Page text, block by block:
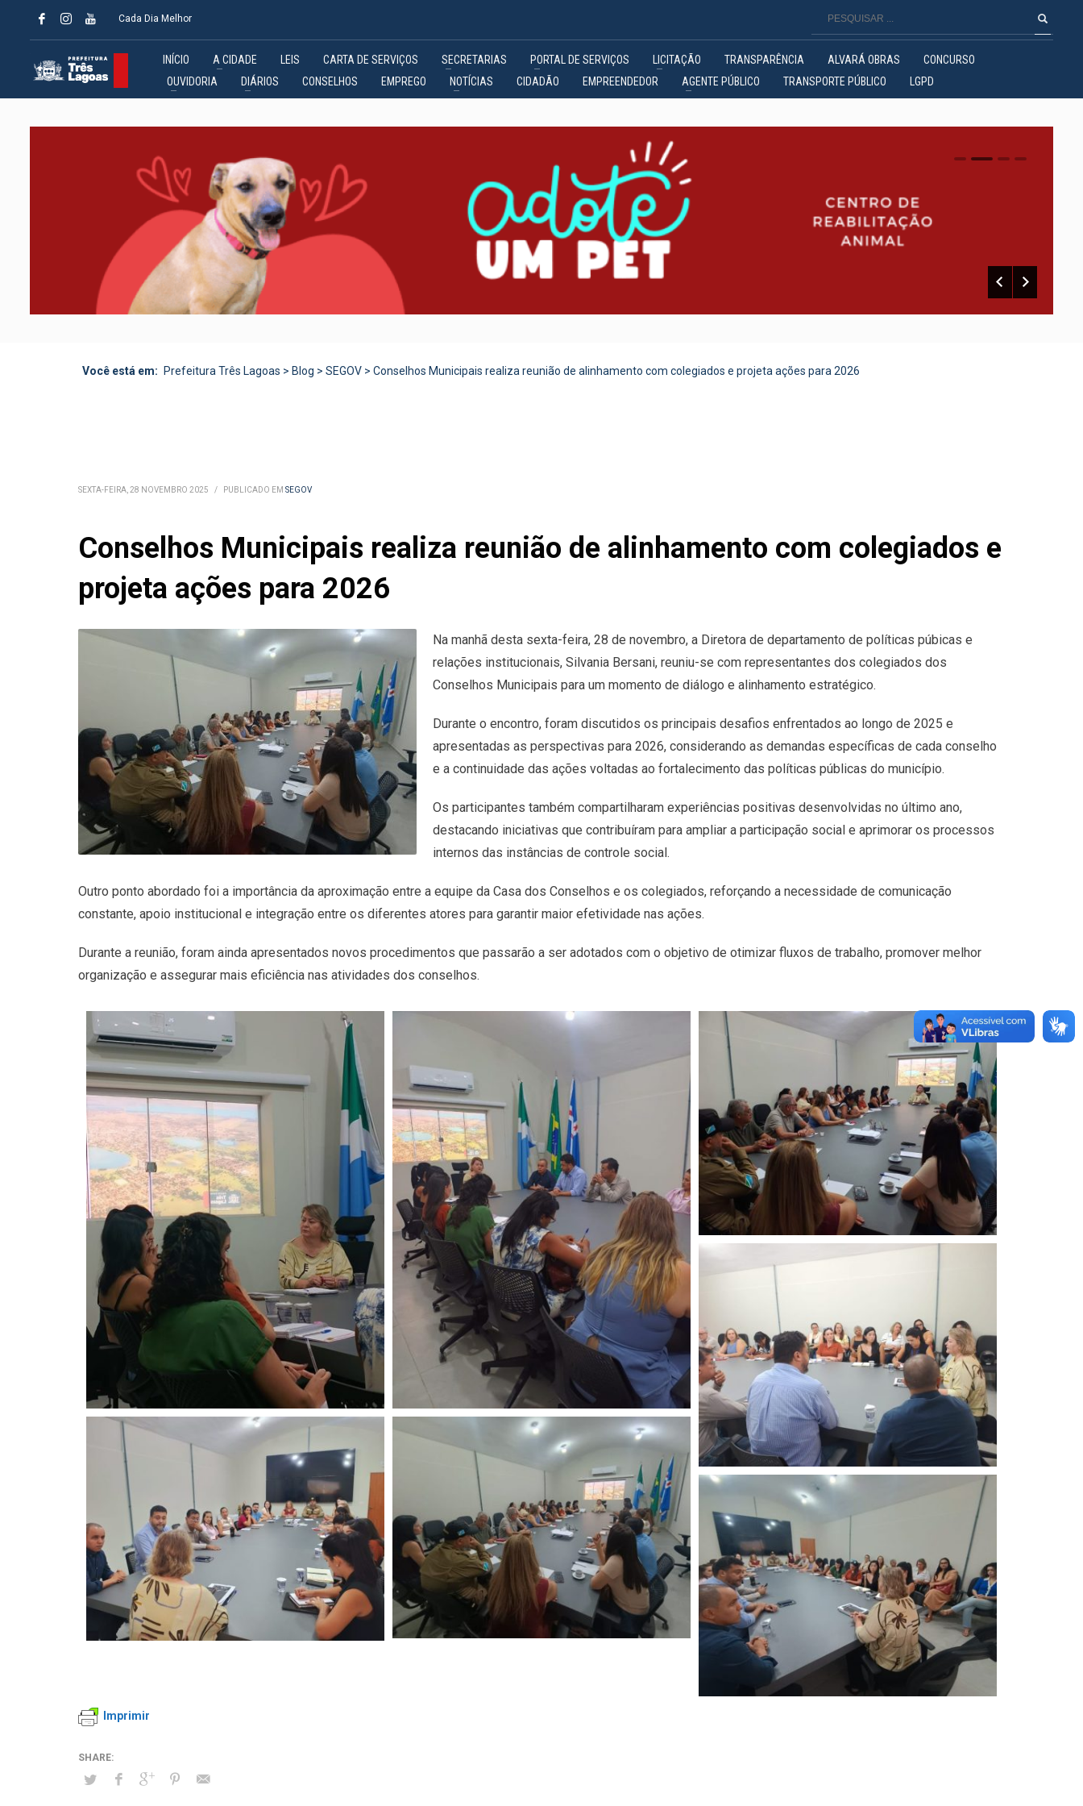
Cada Dia Melhor
INÍCIO A CIDADE LEIS CARTA DE SERVIÇOS SECRETARIAS PORTAL DE SERVIÇOS LICITAÇÃO TRANSPARÊNCIA ALVARÁ OBRAS
CONCURSO
OUVIDORIA
DIÁRIOS CONSELHOS EMPREGO NOTÍCIAS CIDADÃO EMPREENDEDOR AGENTE PÚBLICO TRANSPORTE PÚBLICO LGPD
0 1 2
Você está em: Prefeitura Três Lagoas > Blog > SEGOV > Conselhos Municipais realiza reunião de alinhamento com colegiados e projeta ações para 2026
SEXTA-FEIRA, 28 NOVEMBRO 2025 / PUBLICADO EM SEGOV
Conselhos Municipais realiza reunião de alinhamento com colegiados e
projeta ações para 2026
Na manhã desta sexta-feira, 28 de novembro, a Diretora de departamento de políticas púbicas e
relações institucionais, Silvania Bersani, reuniu-se com representantes dos colegiados dos
Conselhos Municipais para um momento de diálogo e alinhamento estratégico.
Durante o encontro, foram discutidos os principais desafios enfrentados ao longo de 2025 e
apresentadas as perspectivas para 2026, considerando as demandas específicas de cada conselho
e a continuidade das ações voltadas ao fortalecimento das políticas públicas do município.
Os participantes também compartilharam experiências positivas desenvolvidas no último ano,
destacando iniciativas que contribuíram para ampliar a participação social e aprimorar os processos
internos das instâncias de controle social.
Outro ponto abordado foi a importância da aproximação entre a equipe da Casa dos Conselhos e os colegiados, reforçando a necessidade de comunicação
constante, apoio institucional e integração entre os diferentes atores para garantir maior efetividade nas ações.
Durante a reunião, foram ainda apresentados novos procedimentos que passarão a ser adotados com o objetivo de otimizar fluxos de trabalho, promover melhor
organização e assegurar mais eficiência nas atividades dos conselhos.
Imprimir